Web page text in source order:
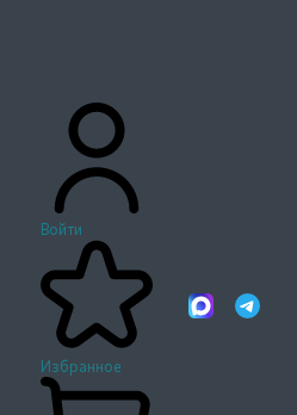
Войти
Избранное